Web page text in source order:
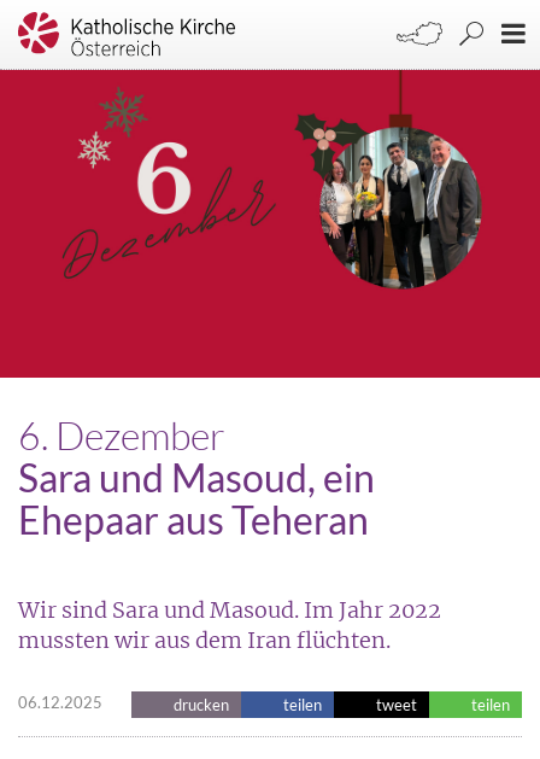
6. Dezember
Sara und Masoud, ein
Ehepaar aus Teheran
Wir sind Sara und Masoud. Im Jahr 2022
mussten wir aus dem Iran flüchten.
06.12.2025 drucken teilen tweet teilen